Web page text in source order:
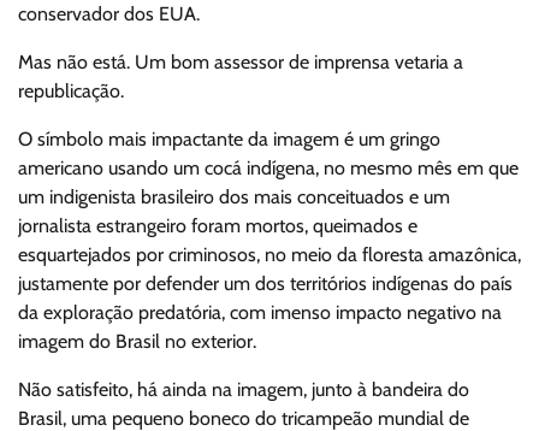
conservador dos EUA.
Mas não está. Um bom assessor de imprensa vetaria a
republicação.
O símbolo mais impactante da imagem é um gringo
americano usando um cocá indígena, no mesmo mês em que
um indigenista brasileiro dos mais conceituados e um
jornalista estrangeiro foram mortos, queimados e
esquartejados por criminosos, no meio da floresta amazônica,
justamente por defender um dos territórios indígenas do país
da exploração predatória, com imenso impacto negativo na
imagem do Brasil no exterior.
Não satisfeito, há ainda na imagem, junto à bandeira do
Brasil, uma pequeno boneco do tricampeão mundial de